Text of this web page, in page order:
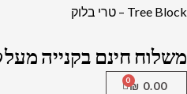
דילוג
Tree Block – טרי בלוק
משלוח חינם בקנייה מעל 500 ש"ח התחייבות לרמה הגבוה בארץ !
0.00
₪
כמות
2599
-